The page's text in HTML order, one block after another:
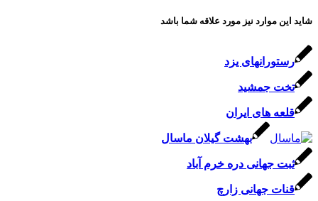
شاید این موارد نیز مورد علاقه شما باشد
رستورانهای یزد
تخت جمشید
قلعه‌ های ایران
بهشت گیلان ماسال
ثبت جهانی دره خرم آباد
قنات جهانی زارچ